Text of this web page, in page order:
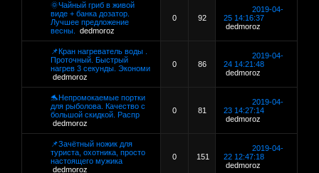
🌞Чайный гриб в живой
виде + банка дозатор.
Лучшее предложение
весны.
dedmoroz
0 92
2019-04-
25 14:16:37
dedmoroz
📌Кран нагреватель воды .
Проточный. Быстрый
нагрев 3 секунды. Экономи
dedmoroz
0 86
2019-04-
24 14:21:48
dedmoroz
🐬Непромокаемые портки
для рыболова. Качество с
большой скидкой. Распр
dedmoroz
0 81
2019-04-
23 14:27:14
dedmoroz
📌Зачётный ножик для
туриста, охотника, просто
настоящего мужика
dedmoroz
0 151
2019-04-
22 12:47:18
dedmoroz